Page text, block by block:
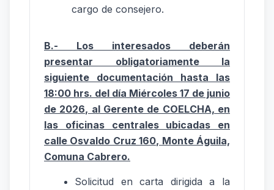
cargo de consejero.
B.- Los interesados deberán
presentar obligatoriamente la
siguiente documentación hasta las
18:00 hrs. del día Miércoles 17 de junio
de 2026, al Gerente de COELCHA, en
las oficinas centrales ubicadas en
calle Osvaldo Cruz 160, Monte Águila,
Comuna Cabrero.
Solicitud en carta dirigida a la